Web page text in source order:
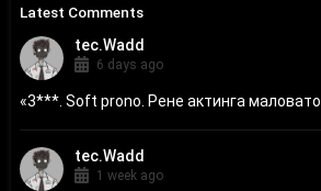
Latest Comments
«3***. Soft prono. Рене актинга маловато.
tec.Wadd
6 days ago
tec.Wadd
1 week ago